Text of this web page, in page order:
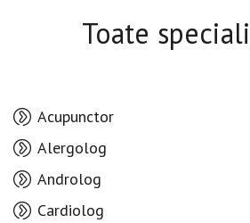
Toate
Acupunctor
Alergolog
Androlog
Cardiolog